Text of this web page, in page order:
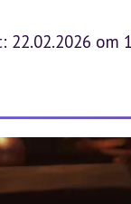
22.02.2026 om